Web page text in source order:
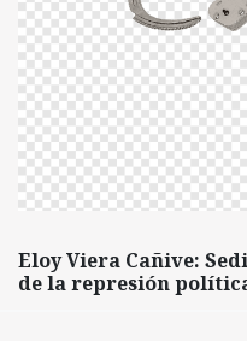
Eloy Viera Cañive:
de la represión